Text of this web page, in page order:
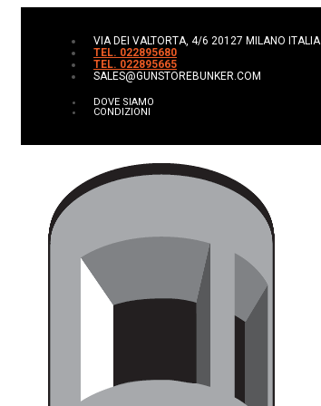
VIA DEI VALTORTA, 4/6 20127 MILANO ITALIA
TEL. 022895680
TEL. 022895665
SALES@GUNSTOREBUNKER.COM
DOVE SIAMO
CONDIZIONI